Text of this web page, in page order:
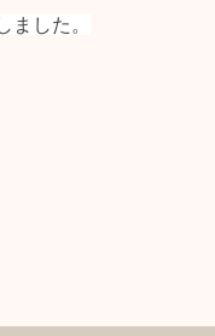
ました。